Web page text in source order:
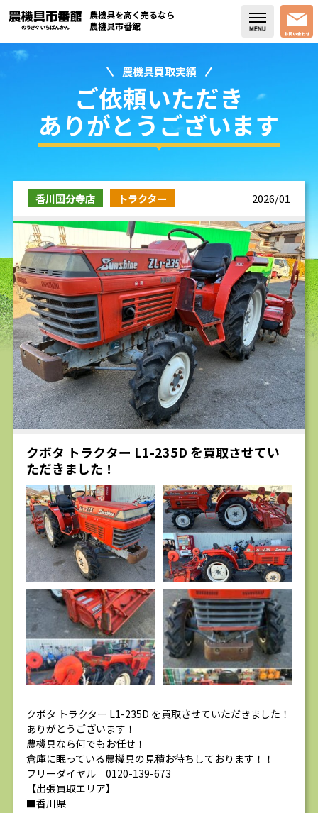
買取実績
コラム・スタッフブログ
取り扱い商品
販売中の農機具
よく頂く質問
お問い合わせ
求人
農機具を高く売るなら
農機具市番館
農機具買取実績
ご依頼いただき
ありがとうございます
香川国分寺店 トラクター 2026/01
クボタ トラクター L1-235D を買取させてい
ただきました！
クボタ トラクター L1-235D を買取させていただきました！
ありがとうございます！
農機具なら何でもお任せ！
倉庫に眠っている農機具の見積お待ちしております！！
フリーダイヤル 0120-139-673
【出張買取エリア】
■香川県